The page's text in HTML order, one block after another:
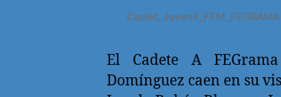
El Cadete A
Domínguez caen en su